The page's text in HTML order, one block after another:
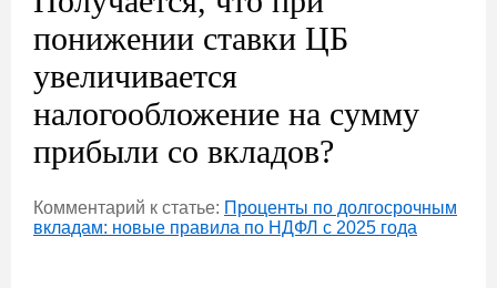
понижении ставки ЦБ
увеличивается
налогообложение на сумму
прибыли со вкладов?
Комментарий к статье: Проценты по долгосрочным
вкладам: новые правила по НДФЛ с 2025 года